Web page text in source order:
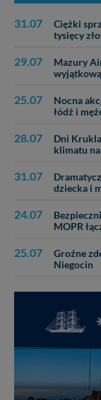
31.07
Ciężki
tysięcy
29.07
Mazury
25.07
Nocna
łódź i
28.07
Dni
klimatu
31.07
dziecka i
24.07
MOPR
25.07
Groźne
Niegocin
Nasz serwis
Twoich
Twoich
danych z
itp). Więcej
serwisu w
Reklamowa
Wiejska 17,
skontaktować
W każdej
danych,
zawsze jest
praw w
tych plików -
zrobić za
Dziękujemy, i
nowo...